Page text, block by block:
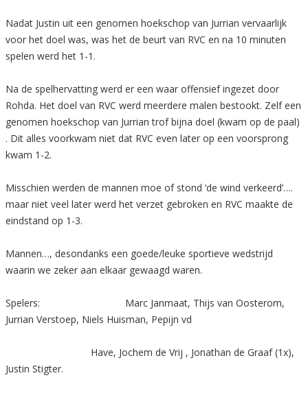
Nadat Justin uit een genomen hoekschop van Jurrian vervaarlijk
voor het doel was, was het de beurt van RVC en na 10 minuten
spelen werd het 1-1.
Na de spelhervatting werd er een waar offensief ingezet door
Rohda. Het doel van RVC werd meerdere malen bestookt. Zelf een
genomen hoekschop van Jurrian trof bijna doel (kwam op de paal)
. Dit alles voorkwam niet dat RVC even later op een voorsprong
kwam 1-2.
Misschien werden de mannen moe of stond ‘de wind verkeerd’….
maar niet veel later werd het verzet gebroken en RVC maakte de
eindstand op 1-3.
Mannen…, desondanks een goede/leuke sportieve wedstrijd
waarin we zeker aan elkaar gewaagd waren.
Spelers: Marc Janmaat, Thijs van Oosterom,
Jurrian Verstoep, Niels Huisman, Pepijn vd
Have, Jochem de Vrij , Jonathan de Graaf (1x),
Justin Stigter.